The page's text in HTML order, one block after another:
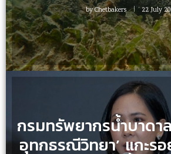
byChetbakers 22 July
กรมทรัพยากรน้ำบาด
อุทกธรณีวิทยา’ แกะร